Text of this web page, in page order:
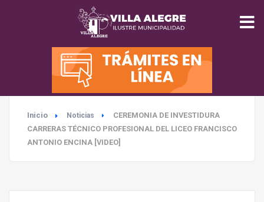
INICIO
MUNICIPALIDAD
SEGURIDAD
SALUD
Inicio Noticias
CEREMONIA DE INVESTIDURA
CARRERAS TÉCNICO PROFESIONAL DEL LICEO FRANCISCO
ANTONIO ENCINA [VIDEO]